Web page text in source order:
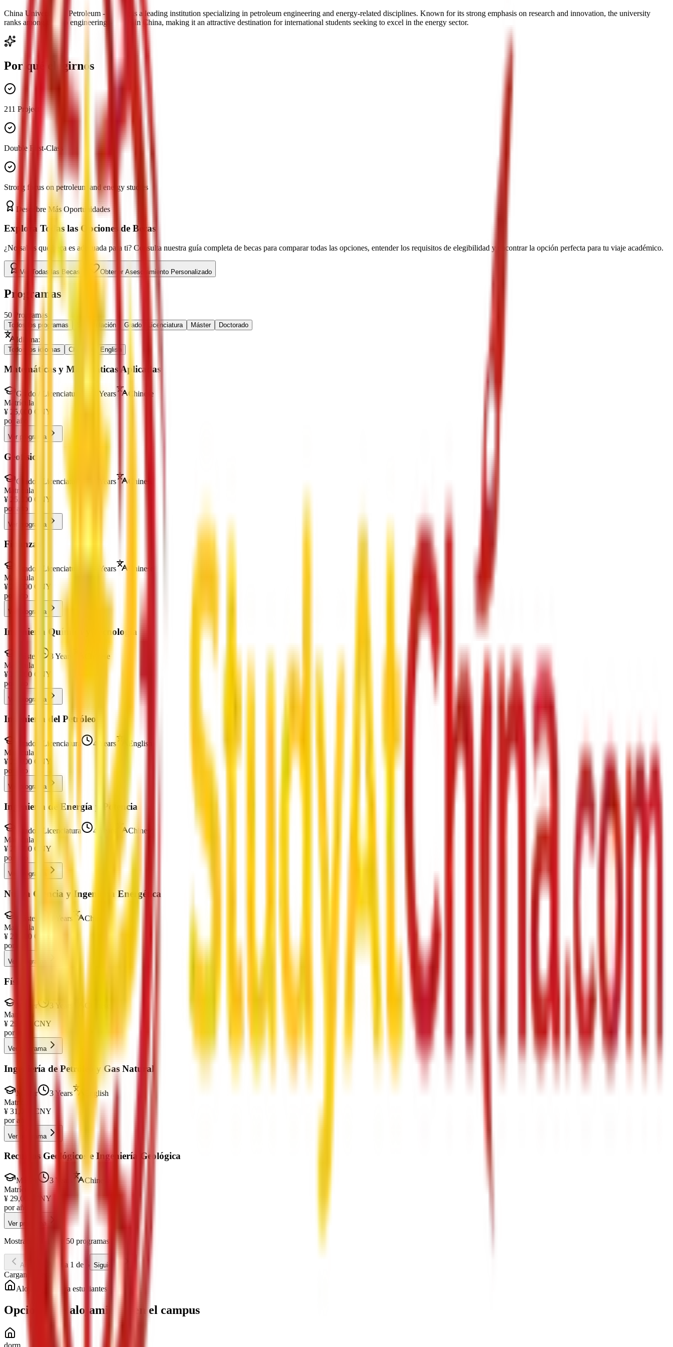
China University of Petroleum - Beijing is a leading institution specializing in petroleum engineering and energy-related disciplines. Known for its strong emphasis on research and innovation, the university
ranks among the top engineering schools in China, making it an attractive destination for international students seeking to excel in the energy sector.
Por qué elegirnos
211 Project
Double First-Class
Strong focus on petroleum and energy studies
Descubre Más Oportunidades
Explora Todas las Opciones de Becas
¿No sabes qué beca es adecuada para ti? Consulta nuestra guía completa de becas para comparar todas las opciones, entender los requisitos de elegibilidad y encontrar la opción perfecta para tu viaje académico.
Ver Todas las Becas Obtener Asesoramiento Personalizado
Programas
50 Programas
Todos los programas Sin Titulación Grado / Licenciatura Máster Doctorado
Idioma:
Todos los idiomas Chinese English
Matemáticas y Matemáticas Aplicadas
Grado / Licenciatura 4 Years
Chinese
Matrícula
¥ 25,000 CNY
por año
Ver programa
Geofísica
Grado / Licenciatura 4 Years
Chinese
Matrícula
¥ 25,000 CNY
por año
Ver programa
Finanzas
Grado / Licenciatura 4 Years
Chinese
Matrícula
¥
25,000 CNY
por año
Ver programa
Ingeniería Química y Tecnología
Máster 3 Years
Chinese
Matrícula
¥
29,000 CNY
por año
Ver programa
Ingeniería del Petróleo
Grado / Licenciatura 4 Years
English
Matrícula
¥
25,000 CNY
por año
Ver programa
Ingeniería de Energía y Potencia
Grado / Licenciatura 4 Years
Chinese
Matrícula
¥ 25,000 CNY
por año
Ver programa
Nueva Ciencia y Ingeniería Energética
Máster 3 Years
Chinese
Matrícula
¥ 29,000 CNY
por año
Ver programa
Física
Máster 3 Years
Chinese
Matrícula
¥ 29,000
CNY
por año
Ver programa
Ingeniería de Petróleo y Gas Natural
Máster 3 Years
English
Matrícula
¥ 31,000
CNY
por año
Ver programa
Recursos Geológicos e Ingeniería Geológica
Máster 3 Years
Chinese
Matrícula
¥ 29,000
CNY
por año
Ver programa
Mostrando 1-10 de 50 programas
Anterior Página 1 de 5 Siguiente
Cargando becas...
Alojamiento para estudiantes
Opciones de alojamiento en el campus
dorm